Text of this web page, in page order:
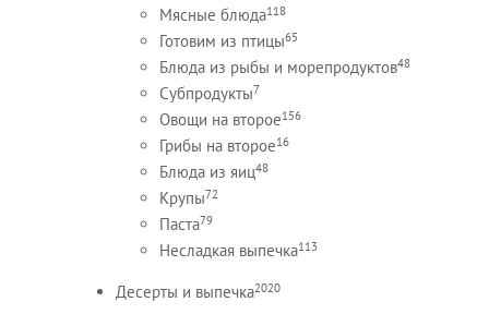
Мясные блюда118
Готовим из птицы65
Блюда из рыбы и морепродуктов48
Субпродукты7
Овощи на второе156
Грибы на второе16
Блюда из яиц48
Крупы72
Паста79
Несладкая выпечка113
Десерты и выпечка2020